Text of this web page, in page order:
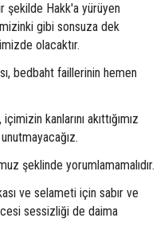
şekilde Hakk'a yürüyen
gibi sonsuza dek
olacaktır.
bedbaht faillerinin hemen
kanlarını akıttığımız
şeklinde yorumlamamalıdır.
ve selameti için sabır ve
sessizliği de daima